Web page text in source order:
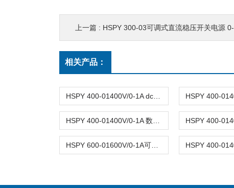
上一篇 : HSPY 300-03可调式直流稳压开关电源 0-300V3A
相关产品：